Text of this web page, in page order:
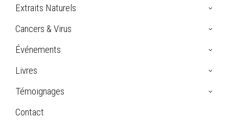
Extraits Naturels
Cancers & Virus
Événements
Livres
Témoignages
Contact
Les animaux et le Cancer